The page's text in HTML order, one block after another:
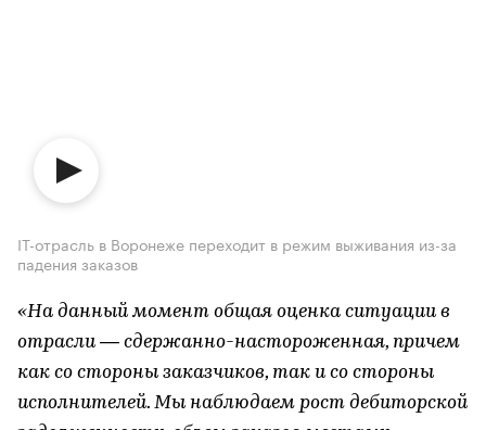
IT-отрасль в Воронеже переходит в режим выживания из-за
падения заказов
«На данный момент общая оценка ситуации в
отрасли — сдержанно-настороженная, причем
как со стороны заказчиков, так и со стороны
исполнителей. Мы наблюдаем рост дебиторской